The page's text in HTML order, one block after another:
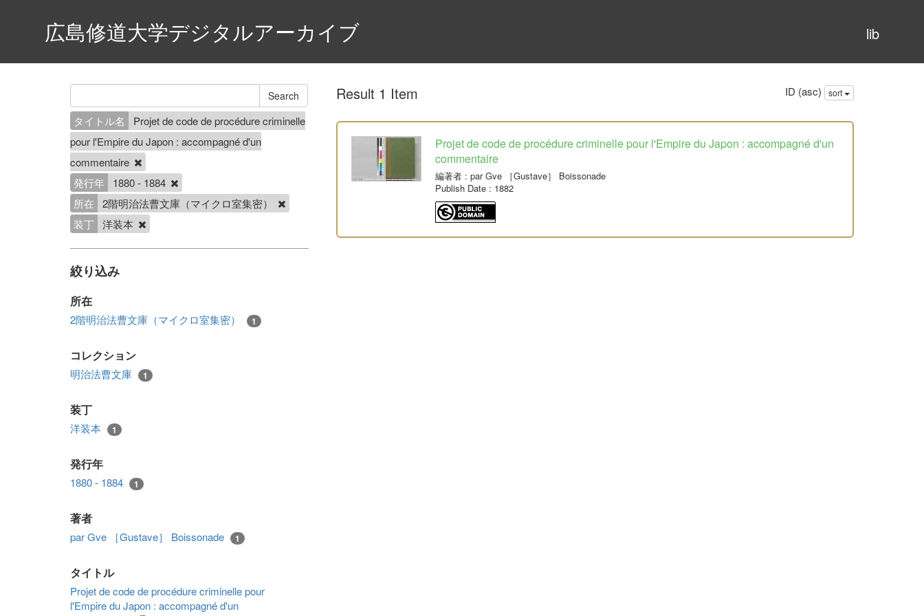
lib
広島修道大学デジタルアーカイブ
タイトル名
Projet de code de procédure criminelle
pour l'Empire du Japon : accompagné d'un
commentaire
発行年
1880 - 1884
所在
2階明治法曹文庫（マイクロ室集密）
装丁 洋装本
絞り込み
所在
2階明治法曹文庫（マイクロ室集密） 1
コレクション
明治法曹文庫 1
装丁
洋装本 1
発行年
1880 - 1884 1
著者
par Gve ［Gustave］ Boissonade 1
タイトル
Projet de code de procédure criminelle pour
l'Empire du Japon : accompagné d'un
Result 1 Item ID (asc) sort
Projet de code de procédure criminelle pour l'Empire du Japon : accompagné d'un
commentaire
編著者: par Gve ［Gustave］ Boissonade
Publish Date: 1882